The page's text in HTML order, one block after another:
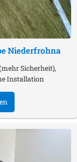
Niederfrohna
Sicherheit),
Installation